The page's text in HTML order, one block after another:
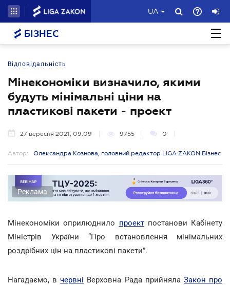
UA
БІЗНЕС
Відповідальність
Мінекономіки визначило, якими
будуть мінімальні ціни на
пластикові пакети - проект
27 вересня 2021, 09:09 9755 0
Автор: Олександра Кознова, головний редактор LIGA ZAKON Бізнес
Реклама
Мінекономіки оприлюднило проектпостанови Кабінету
Міністрів України “Про встановлення мінімальних
роздрібних цін на пластикові пакети”.
Нагадаємо, вчервні Верховна Рада прийняла Закон про